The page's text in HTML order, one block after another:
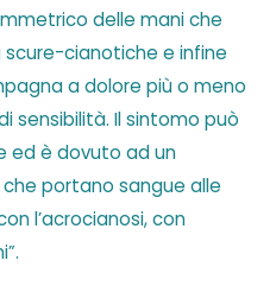
delle mani che
cianotiche e infine
a dolore più o meno
sensibilità. Il sintomo può
ed è dovuto ad un
portano sangue alle
l’acrocianosi, con